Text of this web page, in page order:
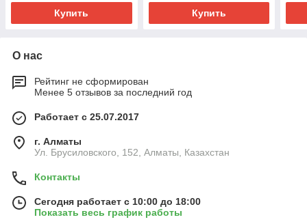
Купить Купить
О нас
Рейтинг не сформирован
Менее 5 отзывов за последний год
Работает с 25.07.2017
г. Алматы
Ул. Брусиловского, 152, Алматы, Казахстан
Контакты
Сегодня работает с 10:00 до 18:00
Показать весь график работы